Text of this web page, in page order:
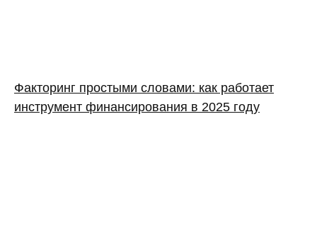
Факторинг простыми словами: как работает
инструмент финансирования в 2025 году